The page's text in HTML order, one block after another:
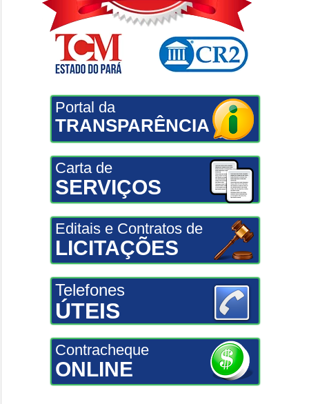
Portal da
TRANSPARÊNCIA
Carta de
SERVIÇOS
Editais e Contratos de
LICITAÇÕES
Telefones
ÚTEIS
Contracheque
ONLINE